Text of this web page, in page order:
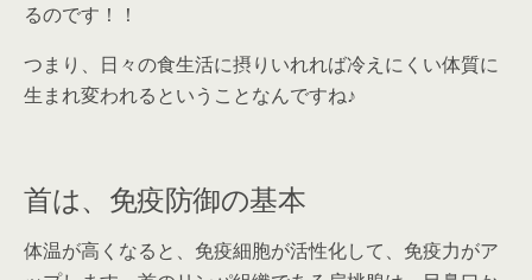
るのです！！
つまり、日々の食生活に摂りいれれば冷えにくい体質に
生まれ変われるということなんですね♪
首は、免疫防御の基本
体温が高くなると、免疫細胞が活性化して、免疫力がア